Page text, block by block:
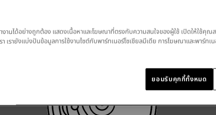
Powermatic 80
Tissot Heritage Visodate
42 มม • อัตโนมัติ
฿ 25,100.00
ำงานได้อย่างถูกต้อง แสดงเนื้อหาและโฆษณาที่ตรงกับความสนใจของผู้ใช้ เปิดให้ใช้คุณ
า เรายังแบ่งปันข้อมูลการใช้งานไซต์กับพาร์ทเนอร์โซเชียลมีเดีย การโฆษณาและพาร์ทเน
ยอมรับคุกกี้ทั้งหมด